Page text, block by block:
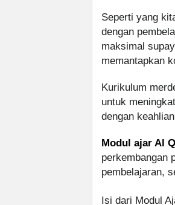
Seperti yang
dengan
maksimal
memantapkan
Kurikulum
untuk
dengan
Modul ajar Al
perkembangan
pembelajaran,
Isi dari Modul